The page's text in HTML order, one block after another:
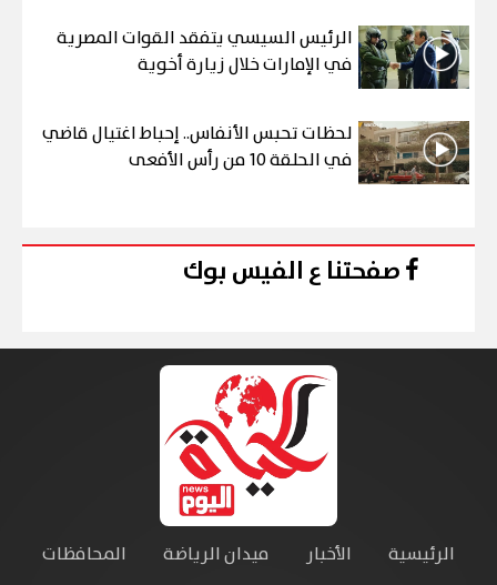
الرئيس السيسي يتفقد القوات المصرية
في الإمارات خلال زيارة أخوية
لحظات تحبس الأنفاس.. إحباط اغتيال قاضي
في الحلقة 10 من رأس الأفعى
صفحتنا ع الفيس بوك
الرئيسية الأخبار ميدان الرياضة
المحافظات